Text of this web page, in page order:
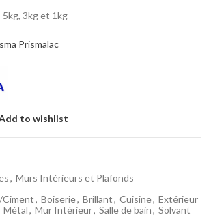
3kg et 1kg
Prismalac
to wishlist
, Murs Intérieurs et Plafonds
, Boiserie, Brillant, Cuisine, Extérieur
Métal, Mur Intérieur, Salle de bain, Solvant